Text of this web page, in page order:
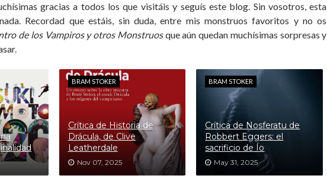
gracias a todos los que visitáis y seguís este blog. Sin vosotros, esta
Recordad que estáis, sin duda, entre mis monstruos favoritos y no os
de los Vampiros y otros Monstruosque aún quedan muchísimas sorpresas y
BRAM STOKER
Crítica de Historia de
Drácula, de Clive
Leatherdale
Nov 07, 2025
BRAM STOKER
Crítica de Nosferatu de
Robbert Eggers: el
sacrificio de Ío
May 31, 2025